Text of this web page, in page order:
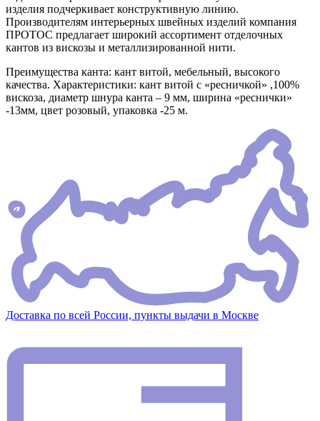
изделия подчеркивает конструктивную линию.
Производителям интерьерных швейных изделий компания
ПРОТОС предлагает широкий ассортимент отделочных
кантов из вискозы и металлизированной нити.
Преимущества канта: кант витой, мебельный, высокого
качества. Характеристики: кант витой с «ресничкой» ,100%
вискоза, диаметр шнура канта – 9 мм, ширина «реснички»
-13мм, цвет розовый, упаковка -25 м.
Доставка по всей России, пункты выдачи в Москве